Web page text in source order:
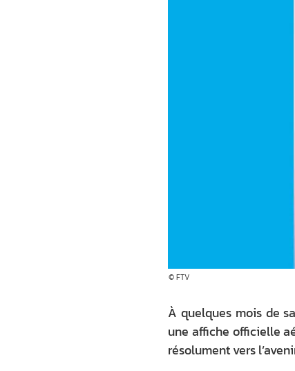
© FTV
À quelques mois de
une affiche officielle
résolument vers